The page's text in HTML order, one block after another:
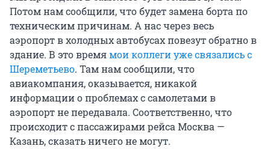
Потом нам сообщили, что будет замена борта по
техническим причинам. А нас через весь
аэропорт в холодных автобусах повезут обратно в
здание. В это времямои коллеги уже связались с
Шереметьево. Там нам сообщили, что
авиакомпания, оказывается, никакой
информации о проблемах с самолетами в
аэропорт не передавала. Соответственно, что
происходит с пассажирами рейса Москва —
Казань, сказать ничего не могут.